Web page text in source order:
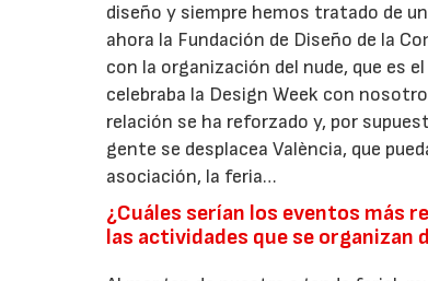
diseño y siempre hemos tratado de
ahora la Fundación de Diseño de la
con la organización del nude, que es
celebraba la Design Week con
relación se ha reforzado y, por
gente se desplacea València, que
asociación, la feria…
¿Cuáles serían los eventos más
las actividades que se organizan